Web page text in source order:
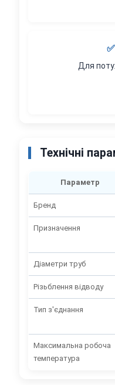
Для
Технічні
Параметр
Бренд
Призначення
Діаметри труб
Різьблення відводу
Тип з'єднання
Максимальна робоча
температура